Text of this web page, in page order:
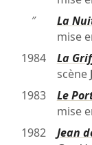
″
La
mise
1984
La
scène
1983
Le
mise
1982
Jean